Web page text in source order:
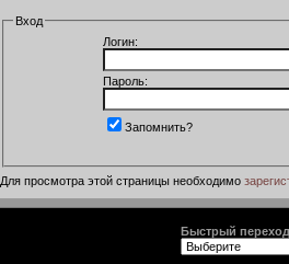
Вход
Логин:
Пароль:
Запомнить?
Для просмотра этой страницы необходимо
Быстрый переход